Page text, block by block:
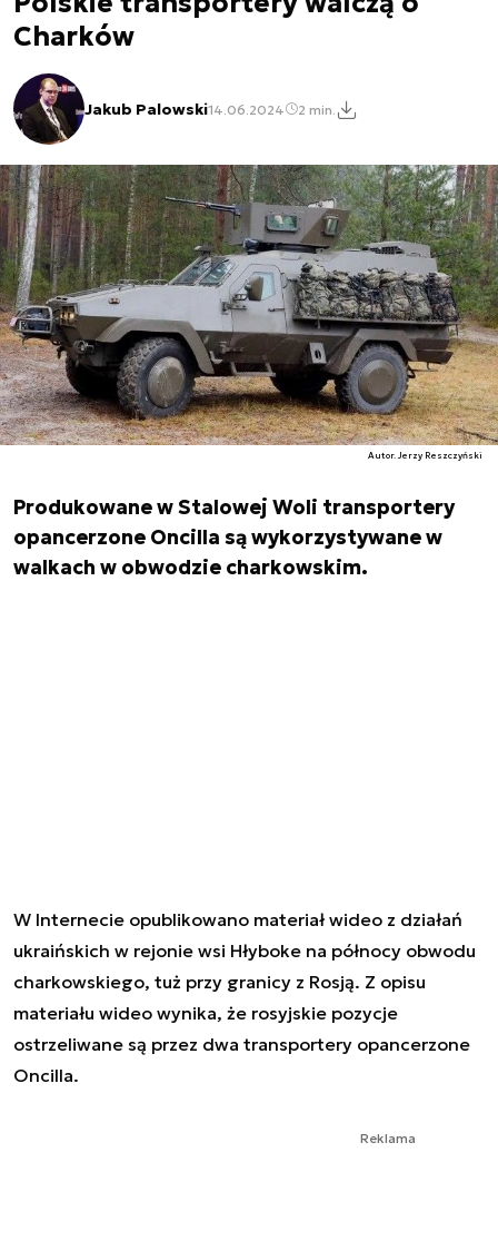
Charków
Jakub Palowski14.06.2024 2 min.
Autor. Jerzy Reszczyński
Produkowane w Stalowej Woli transportery
opancerzone Oncilla są wykorzystywane w
walkach w obwodzie charkowskim.
W Internecie opublikowano materiał wideo z działań
ukraińskich w rejonie wsi Hłyboke na północy obwodu
charkowskiego, tuż przy granicy z Rosją. Z opisu
materiału wideo wynika, że rosyjskie pozycje
ostrzeliwane są przez dwa transportery opancerzone
Oncilla.
Reklama